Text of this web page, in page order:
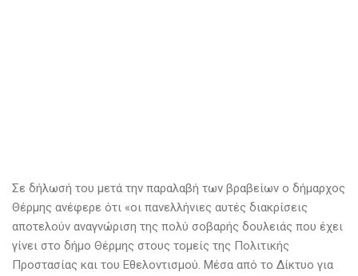
Σε δήλωσή του μετά την παραλαβή των βραβείων ο δήμαρχος
Θέρμης ανέφερε ότι «οι πανελλήνιες αυτές διακρίσεις
αποτελούν αναγνώριση της πολύ σοβαρής δουλειάς που έχει
γίνει στο δήμο Θέρμης στους τομείς της Πολιτικής
Προστασίας και του Εθελοντισμού. Μέσα από το Δίκτυο για